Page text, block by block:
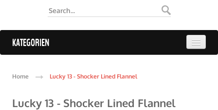
KATEGORIEN
Home Lucky 13 - Shocker Lined Flannel
Lucky 13 - Shocker Lined Flannel